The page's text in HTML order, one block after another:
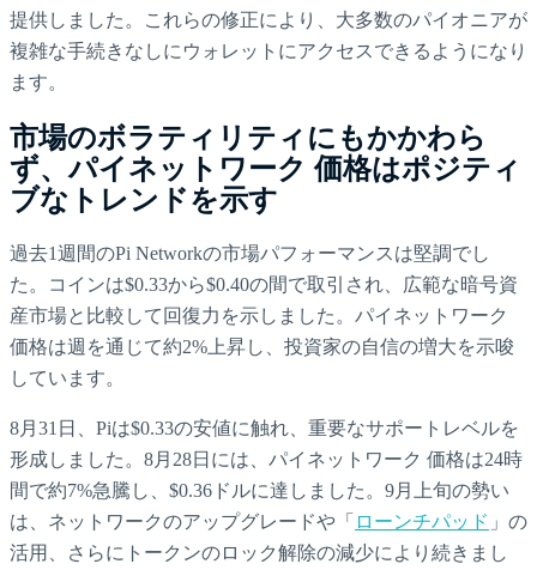
提供しました。これらの修正により、大多数のパイオニアが
複雑な手続きなしにウォレットにアクセスできるようになり
ます。
市場のボラティリティにもかかわら
ず、パイネットワーク 価格はポジティ
ブなトレンドを示す
過去1週間のPi Networkの市場パフォーマンスは堅調でし
た。コインは$0.33から$0.40の間で取引され、広範な暗号資
産市場と比較して回復力を示しました。パイネットワーク
価格は週を通じて約2%上昇し、投資家の自信の増大を示唆
しています。
8月31日、Piは$0.33の安値に触れ、重要なサポートレベルを
形成しました。8月28日には、パイネットワーク 価格は24時
間で約7%急騰し、$0.36ドルに達しました。9月上旬の勢い
は、ネットワークのアップグレードや「 ローンチパッド 」の
活用、さらにトークンのロック解除の減少により続きまし